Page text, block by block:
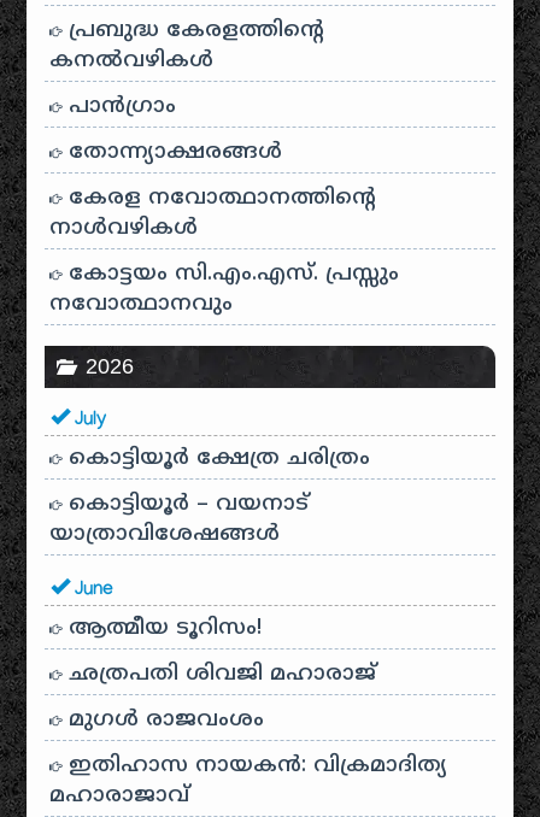
പ്രബുദ്ധ കേരളത്തിന്റെ
കനൽവഴികൾ
പാന്‍ഗ്രാം
തോന്ന്യാക്ഷരങ്ങള്‍
കേരള നവോത്ഥാനത്തിന്റെ
നാൾവഴികൾ
കോട്ടയം സി.എം.എസ്. പ്രസ്സും
നവോത്ഥാനവും
2026
July
കൊട്ടിയൂർ ക്ഷേത്ര ചരിത്രം
കൊട്ടിയൂർ – വയനാട്
യാത്രാവിശേഷങ്ങൾ
June
ആത്മീയ ടൂറിസം!
ഛത്രപതി ശിവജി മഹാരാജ്
മുഗൾ രാജവംശം
ഇതിഹാസ നായകൻ: വിക്രമാദിത്യ
മഹാരാജാവ്